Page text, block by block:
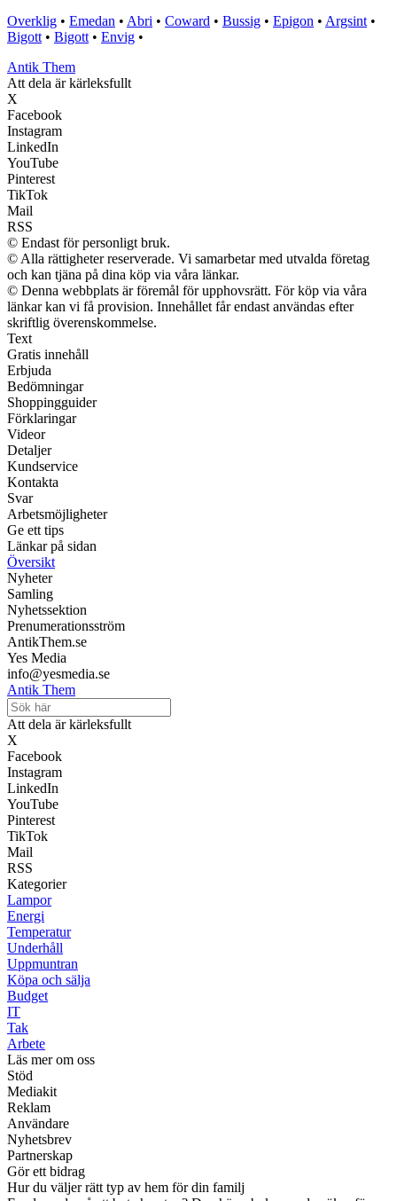
Overklig • Emedan • Abri • Coward • Bussig • Epigon • Argsint •
Bigott • Bigott • Envig •
Antik Them
Att dela är kärleksfullt
X
Facebook
Instagram
LinkedIn
YouTube
Pinterest
TikTok
Mail
RSS
© Endast för personligt bruk.
© Alla rättigheter reserverade. Vi samarbetar med utvalda företag
och kan tjäna på dina köp via våra länkar.
© Denna webbplats är föremål för upphovsrätt. För köp via våra
länkar kan vi få provision. Innehållet får endast användas efter
skriftlig överenskommelse.
Text
Gratis innehåll
Erbjuda
Bedömningar
Shoppingguider
Förklaringar
Videor
Detaljer
Kundservice
Kontakta
Svar
Arbetsmöjligheter
Ge ett tips
Länkar på sidan
Översikt
Nyheter
Samling
Nyhetssektion
Prenumerationsström
AntikThem.se
Yes Media
info@yesmedia.se
Antik Them
Att dela är kärleksfullt
X
Facebook
Instagram
LinkedIn
YouTube
Pinterest
TikTok
Mail
RSS
Kategorier
Lampor
Energi
Temperatur
Underhåll
Uppmuntran
Köpa och sälja
Budget
IT
Tak
Arbete
Läs mer om oss
Stöd
Mediakit
Reklam
Användare
Nyhetsbrev
Partnerskap
Gör ett bidrag
Hur du väljer rätt typ av hem för din familj